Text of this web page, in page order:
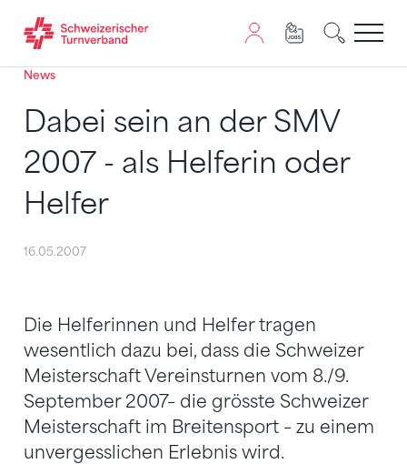
Zum Inhalt springen
Zur Sitemap navigieren
Zum Navigieren dieser Seite wird JavaScript benötigt.
News
Dabei sein an der SMV
2007 - als Helferin oder
Helfer
16.05.2007
Die Helferinnen und Helfer tragen
wesentlich dazu bei, dass die Schweizer
Meisterschaft Vereinsturnen vom 8./9.
September 2007– die grösste Schweizer
Meisterschaft im Breitensport – zu einem
unvergesslichen Erlebnis wird.